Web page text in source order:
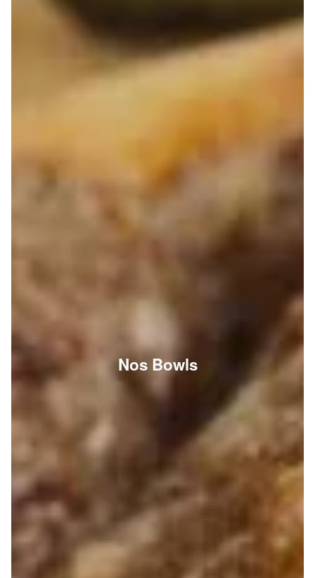
Nos Bowls